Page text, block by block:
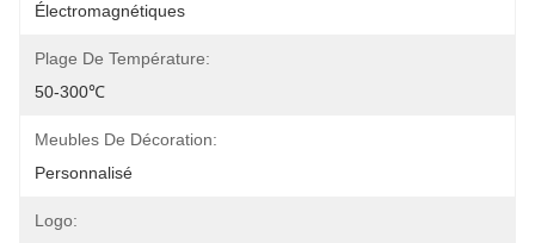
Électromagnétiques
Plage De Température:
50-300℃
Meubles De Décoration:
Personnalisé
Logo: